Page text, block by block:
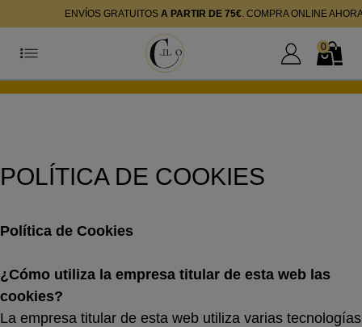
ENVÍOS GRATUITOS A PARTIR DE 75€. COMPRA ONLINE
Mi Cuenta
Mi
0
POLÍTICA DE COOKIES
Política de Cookies
¿Cómo utiliza la empresa titular de esta web las
cookies?
La empresa titular de esta web utiliza varias tecnologías